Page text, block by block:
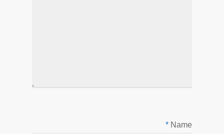
Name
*